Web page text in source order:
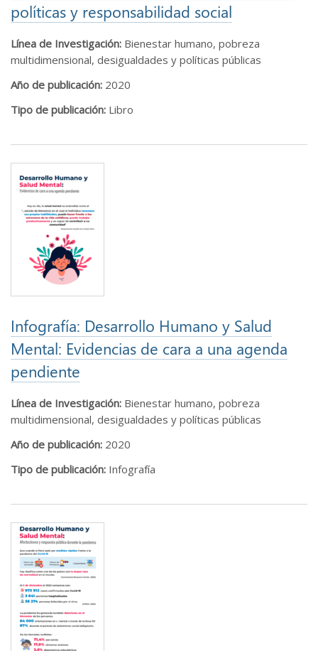
políticas y responsabilidad social
Línea de Investigación: Bienestar humano, pobreza
multidimensional, desigualdades y políticas públicas
Año de publicación: 2020
Tipo de publicación: Libro
Infografía: Desarrollo Humano y Salud
Mental: Evidencias de cara a una agenda
pendiente
Línea de Investigación: Bienestar humano, pobreza
multidimensional, desigualdades y políticas públicas
Año de publicación: 2020
Tipo de publicación: Infografía